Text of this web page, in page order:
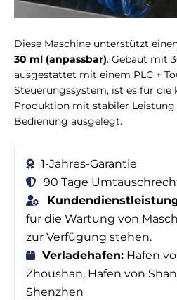
Diese Maschine unterstützt
30 ml (anpassbar). Gebaut mit
ausgestattet mit einem PLC +
Steuerungssystem, ist es für die
Produktion mit stabiler Leistung
Bedienung ausgelegt.
1-Jahres-Garantie
90 Tage
für die Wartung von
zur Verfügung stehen.
Verladehafen: Hafen
Zhoushan, Hafen von
Shenzhen